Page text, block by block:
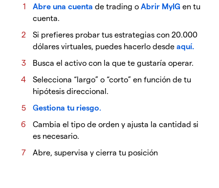
Abre una cuenta de trading o Abrir MyIG en tu
cuenta.
Si prefieres probar tus estrategias con 20.000
dólares virtuales, puedes hacerlo desde aquí.
Busca el activo con la que te gustaría operar.
Selecciona “largo” o “corto” en función de tu
hipótesis direccional.
Gestiona tu riesgo.
Cambia el tipo de orden y ajusta la cantidad si
es necesario.
Abre, supervisa y cierra tu posición